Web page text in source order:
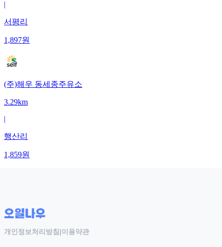
|
서평리
1,897원
(주)해우 동세종주유소
3.29km
|
행산리
1,859원
개인정보처리방침 |이용약관